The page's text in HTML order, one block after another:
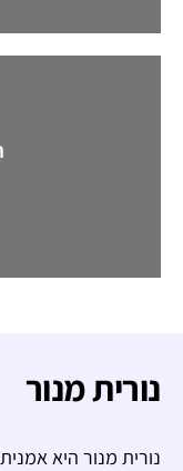
נורית מנור
נורית מנור היא